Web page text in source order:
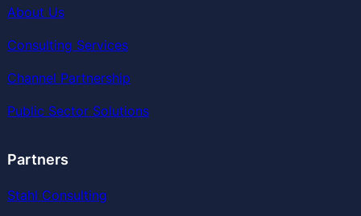
About Us
Consulting Services
Channel Partnership
Public Sector Solutions
Partners
Stahl Consulting